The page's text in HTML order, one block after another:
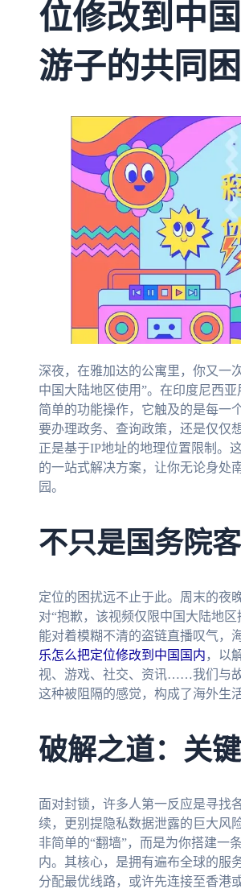
位修改到中
游子的共同
深夜，在雅加达的公寓里，你又一
中国大陆地区使用”。在印度尼西
简单的功能操作，它触及的是每一
要办理政务、查询政策，还是仅仅
正是基于IP地址的地理位置限制。
的一站式解决方案，让你无论身处
园。
不只是国务院
定位的困扰远不止于此。周末的夜
对“抱歉，该视频仅限中国大陆地
能对着模糊不清的盗链直播叹气，
乐怎么把定位修改到中国国内 ，以
视、游戏、社交、资讯……我们与
这种被阻隔的感觉，构成了海外生
破解之道：关
面对封锁，许多人第一反应是寻找
续，更别提隐私数据泄露的巨大风
非简单的“翻墙”，而是为你搭建一
内。其核心，是拥有遍布全球的服
分配最优线路，或许先连接至香港